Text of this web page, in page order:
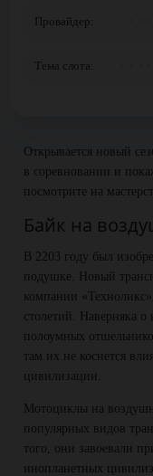
Провайдер:
Тема слота:
Открывается новый
в соревновании и
посмотрите на
Байк на
В 2203 году был
подушке. Новый
компании
столетий. Наверняка
полоумных
там их не коснется
цивилизации.
Мотоциклы на
популярных видов
того, они завоевали
инопланетных